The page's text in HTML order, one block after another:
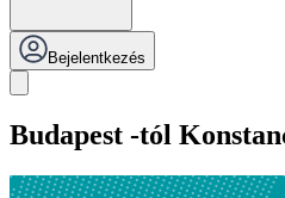
Bejelentkezés
Budapest -tól